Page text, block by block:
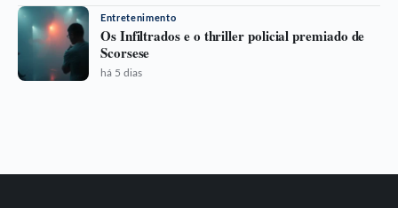
Entretenimento
Os Infiltrados e o thriller policial premiado de
Scorsese
há 5 dias